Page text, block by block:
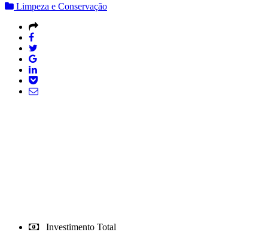
Limpeza e Conservação
Investimento Total